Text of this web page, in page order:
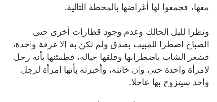
معها، فجمعوا لها أغراضها بالمحطة التالية.
ونظرا لليل الحالك وعدم وجود قطارات أخرى حتى
الصباح اضطرا للمبيت بفندق ولم تكن به إلا غرفة واحدة،
فشعر الشاب باضطرابها وقلقها حياله، فطمئنها بأنه رجل
لامرأة واحدة حتى وإن خانته، وأخبرته بأنها امرأة لرجل
واحد سيتزوج بها عاجلا.